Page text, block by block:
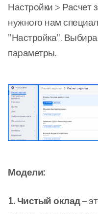
Настройки > Расчет
нужного нам
"Настройка".
параметры.
Модели:
1. Чистый оклад–